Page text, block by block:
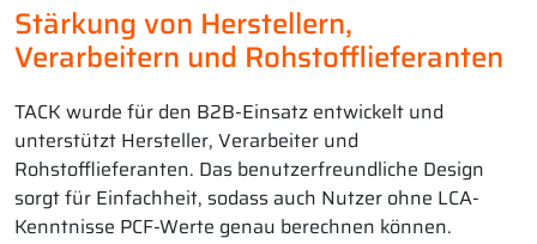
Stärkung von Herstellern,
Verarbeitern und Rohstofflieferanten
TACK wurde für den B2B-Einsatz entwickelt und
unterstützt Hersteller, Verarbeiter und
Rohstofflieferanten. Das benutzerfreundliche Design
sorgt für Einfachheit, sodass auch Nutzer ohne LCA-
Kenntnisse PCF-Werte genau berechnen können.